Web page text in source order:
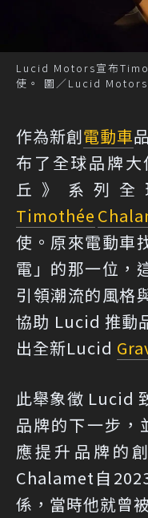
Lucid Motors宣布
使。 圖／Lucid Motors
作為新創電動車
布了全球品牌
丘》系列
Timothée
使。原來電動車
電」的那一位，
引領潮流的風格
協助 Lucid 推動
出全新Lucid
此舉象徵 Lucid
品牌的下一步，
應提升品牌的
Chalamet自
係，當時他就曾